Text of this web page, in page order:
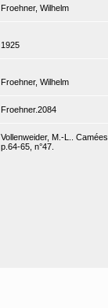
Froehner, Wilhelm
1925
Froehner, Wilhelm
Froehner.2084
Vollenweider, M.-L..
p.64-65, n°47.